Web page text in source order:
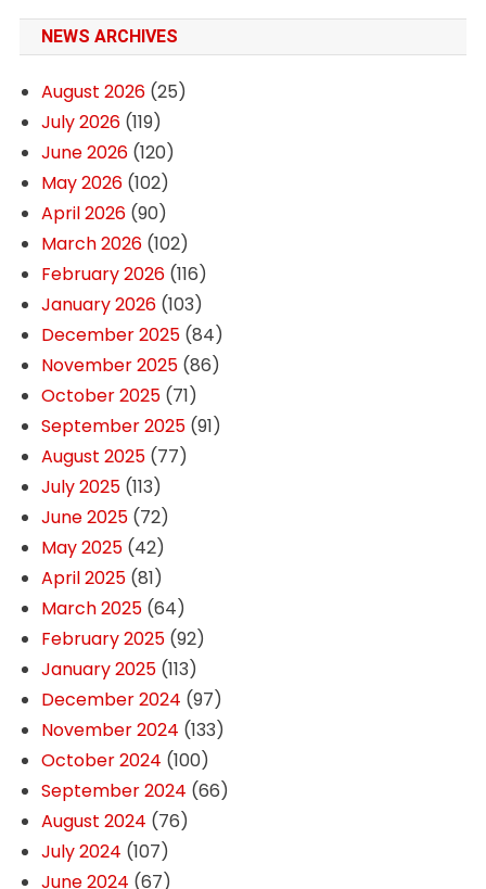
NEWS ARCHIVES
August 2026(25)
July 2026(119)
June 2026(120)
May 2026(102)
April 2026(90)
March 2026(102)
February 2026(116)
January 2026(103)
December 2025(84)
November 2025(86)
October 2025(71)
September 2025(91)
August 2025(77)
July 2025(113)
June 2025(72)
May 2025(42)
April 2025(81)
March 2025(64)
February 2025(92)
January 2025(113)
December 2024 (97)
November 2024 (133)
October 2024 (100)
September 2024 (66)
August 2024 (76)
July 2024 (107)
June 2024 (67)